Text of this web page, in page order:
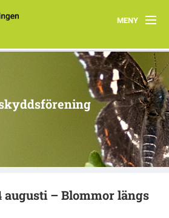
MENY
Hem
Program 2026
Ekhyddan
Styrelsen
Historik
Berguv
augusti – Blommor längs